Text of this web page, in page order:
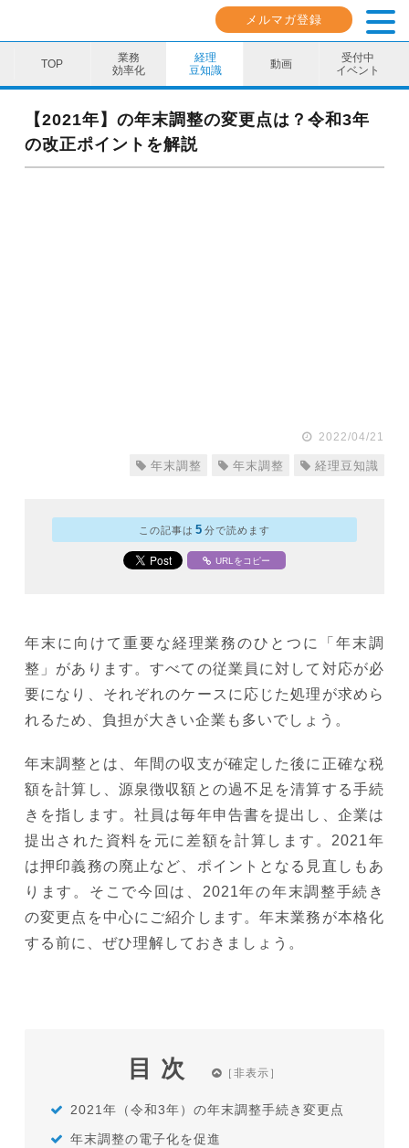
メルマガ登録
業務
効率化
経理
豆知識
動画
受付中
イベント
業務効率化
経理豆知識
【2021年】の年末調整の変更点は？令和3年
の改正ポイントを解説
2022/04/21
年末調整 年末調整 経理豆知識
この記事は 5 分で読めます
URLをコピー
年末に向けて重要な経理業務のひとつに「年末調
整」があります。すべての従業員に対して対応が必
要になり、それぞれのケースに応じた処理が求めら
れるため、負担が大きい企業も多いでしょう。
年末調整とは、年間の収支が確定した後に正確な税
額を計算し、源泉徴収額との過不足を清算する手続
きを指します。社員は毎年申告書を提出し、企業は
提出された資料を元に差額を計算します。2021年
は押印義務の廃止など、ポイントとなる見直しもあ
ります。そこで今回は、2021年の年末調整手続き
の変更点を中心にご紹介します。年末業務が本格化
する前に、ぜひ理解しておきましょう。
目次
2021年（令和3年）の年末調整手続き変更点
年末調整の電子化を促進